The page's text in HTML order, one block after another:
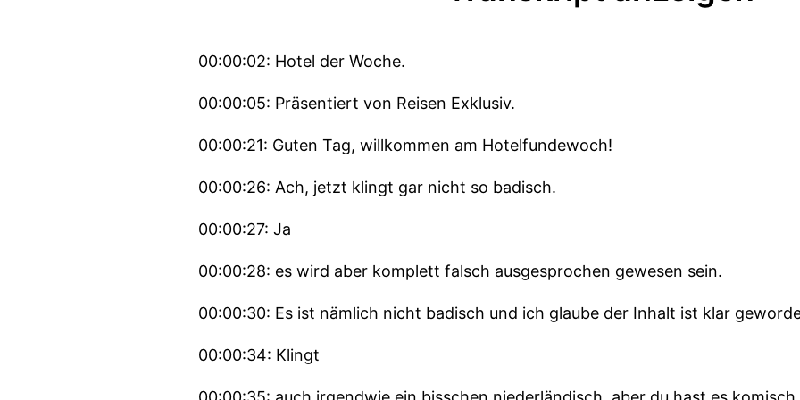
00:00:02: Hotel der Woche.
00:00:05: Präsentiert von Reisen Exklusiv.
00:00:21: Guten Tag, willkommen am Hotelfundewoch!
00:00:26: Ach, jetzt klingt gar nicht so badisch.
00:00:27: Ja
00:00:28: es wird aber komplett falsch ausgesprochen gewesen sein.
00:00:30: Es ist nämlich nicht badisch und ich glaube der Inhalt ist klar
00:00:34: Klingt